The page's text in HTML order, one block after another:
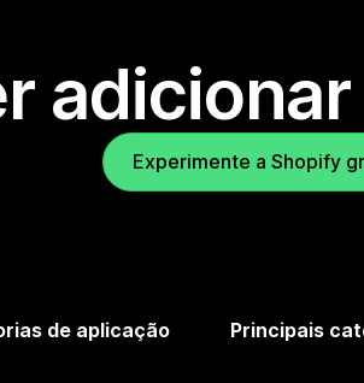
Experimente a Shopify
de aplicação Principais